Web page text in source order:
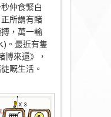
仲食緊白
所謂有賭
，萬一輸
)。最近有隻
博來還》，
嘅生活。